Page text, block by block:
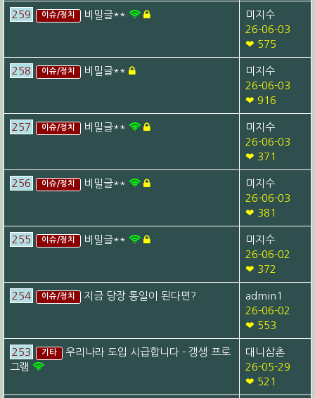
259 이슈/정치 비밀글**
미지수
26-06-03
❤ 575
258 이슈/정치 비밀글**
미지수
26-06-03
❤ 916
257 이슈/정치 비밀글**
미지수
26-06-03
❤ 371
256 이슈/정치 비밀글**
미지수
26-06-03
❤ 381
255 이슈/정치 비밀글**
미지수
26-06-02
❤ 372
254 이슈/정치 지금 당장 통일이 된다면?
admin1
26-06-02
❤ 553
253 기타
우리나라 도입 시급합니다 - 갱생 프로
그램
대니삼촌
26-05-29
❤ 521